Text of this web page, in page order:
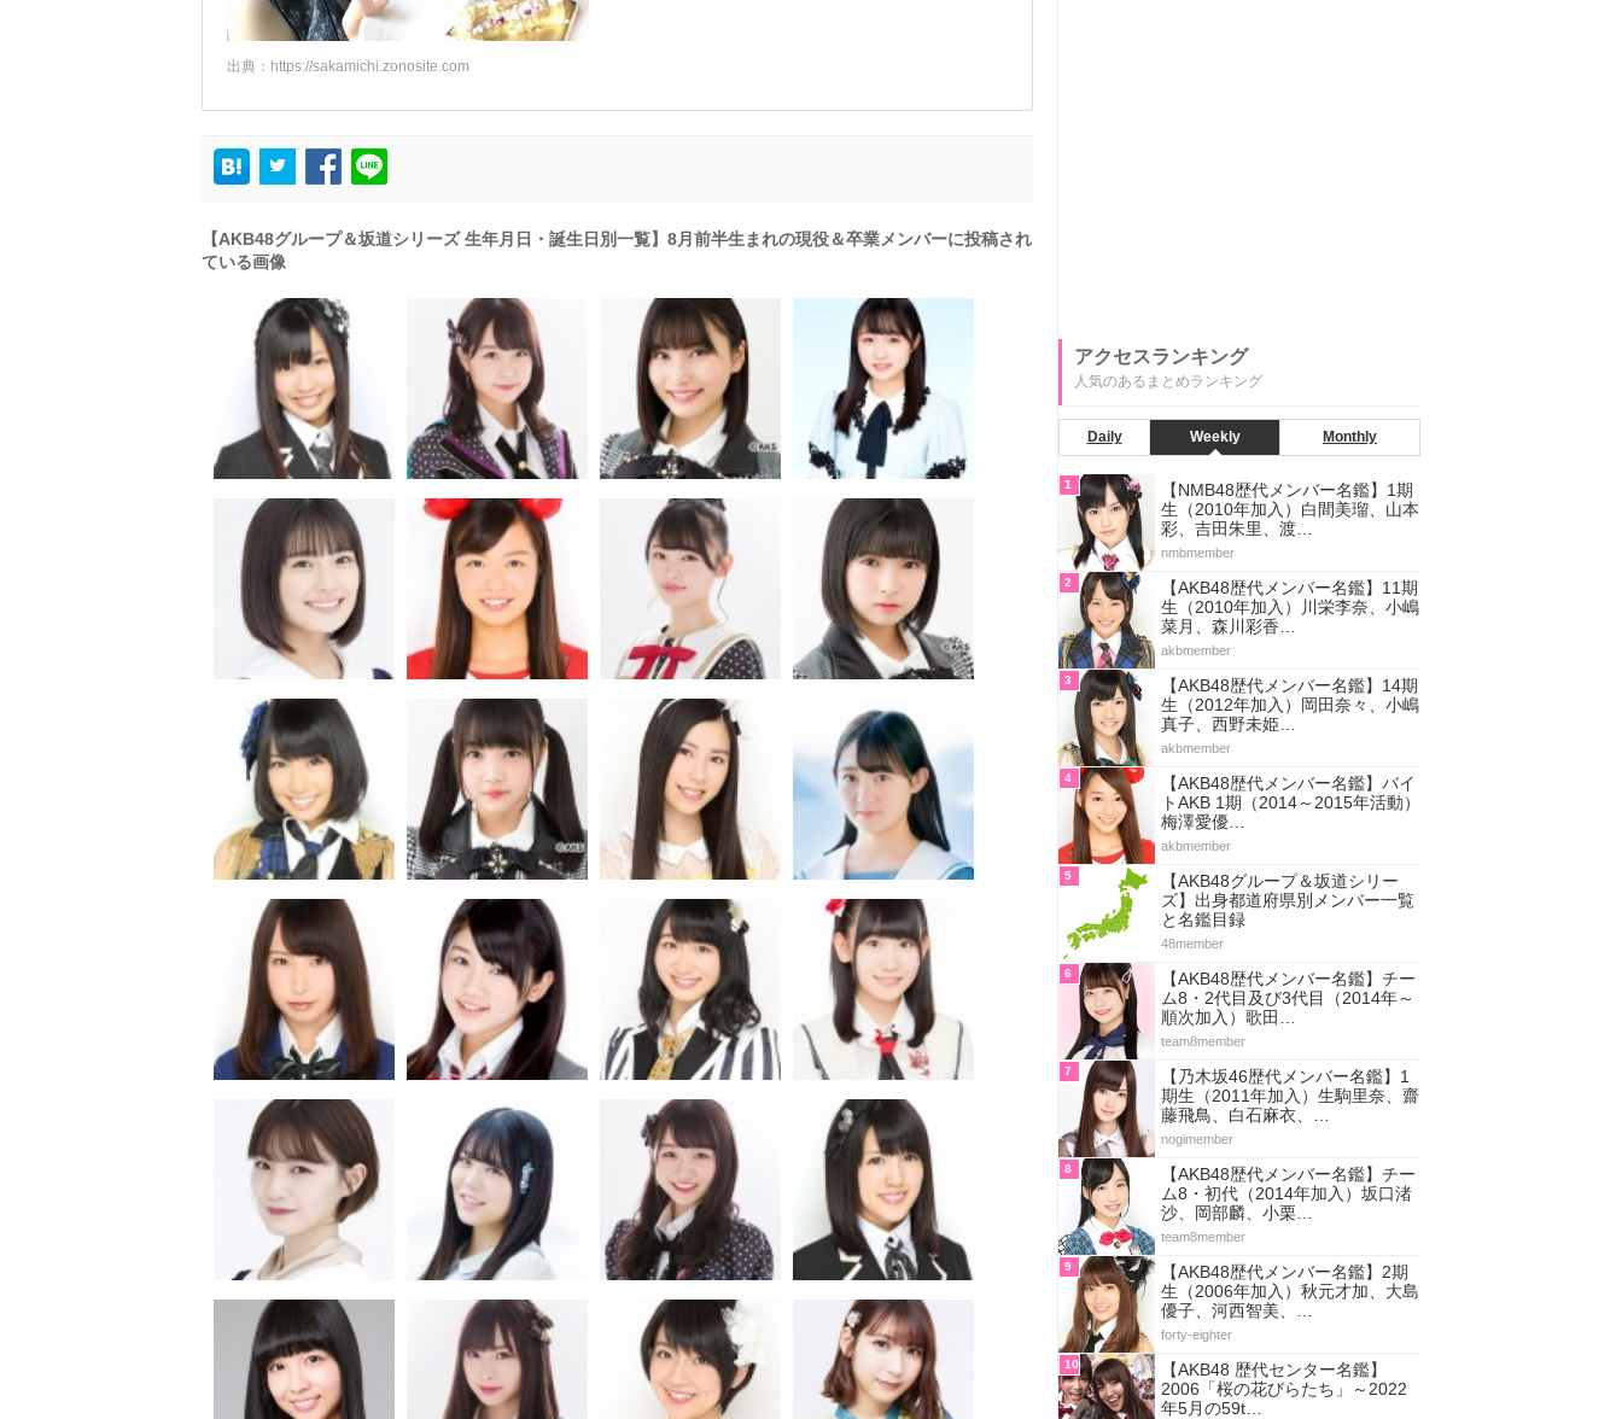
出典： https://sakamichi.zonosite.com
【AKB48グループ＆坂道シリーズ 生年月日・誕生日別一覧】8月前半生まれの現役＆卒業メンバーに投稿され
ている画像
アクセスランキング
人気のあるまとめランキング
Daily Weekly Monthly
1
【NMB48歴代メンバー名鑑】1期
生（2010年加入）白間美瑠、山本
彩、吉田朱里、渡…
nmbmember
2
【AKB48歴代メンバー名鑑】11期
生（2010年加入）川栄李奈、小嶋
菜月、森川彩香…
akbmember
3
【AKB48歴代メンバー名鑑】14期
生（2012年加入）岡田奈々、小嶋
真子、西野未姫…
akbmember
4
【AKB48歴代メンバー名鑑】バイ
トAKB 1期（2014～2015年活動）
梅澤愛優…
akbmember
5
【AKB48グループ＆坂道シリー
ズ】出身都道府県別メンバー一覧
と名鑑目録
48member
6
【AKB48歴代メンバー名鑑】チー
ム8・2代目及び3代目（2014年～
順次加入）歌田…
team8member
7
【乃木坂46歴代メンバー名鑑】1
期生（2011年加入）生駒里奈、齋
藤飛鳥、白石麻衣、…
nogimember
8
【AKB48歴代メンバー名鑑】チー
ム8・初代（2014年加入）坂口渚
沙、岡部麟、小栗…
team8member
9
【AKB48歴代メンバー名鑑】2期
生（2006年加入）秋元才加、大島
優子、河西智美、…
forty-eighter
10
【AKB48 歴代センター名鑑】
2006「桜の花びらたち」～2022
年5月の59t…